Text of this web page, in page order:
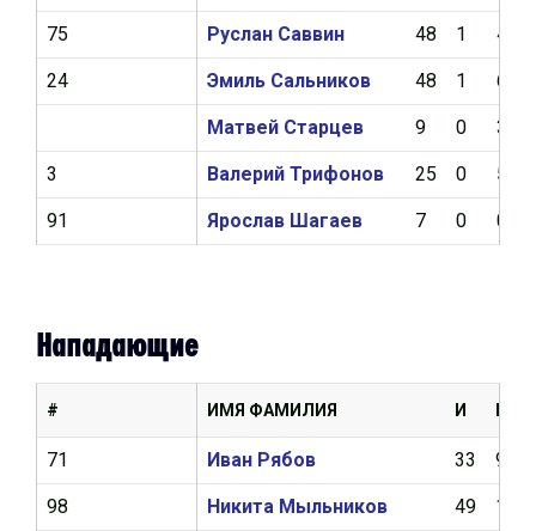
Руслан Саввин 48 1 4
Эмиль Сальников 48 1 6
Матвей Старцев 9 0 3
Валерий Трифонов 25 0 5
Ярослав Шагаев 7 0 0
75
24
3
91
Нападающие
ИМЯ ФАМИЛИЯ И
Иван Рябов 33 9
Никита Мыльников 49 10
#
71
98